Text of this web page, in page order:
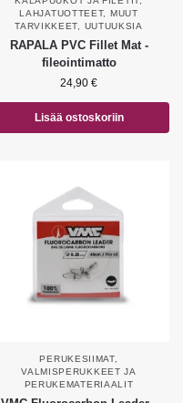
LAHJATUOTTEET, MUUT
TARVIKKEET
UUTUUKSIA
RAPALA PVC Fillet Mat -
fileointimatto
24,90 €
Lisää ostoskoriin
PERUKESIIMAT,
VALMISPERUKKEET JA
PERUKEMATERIAALIT